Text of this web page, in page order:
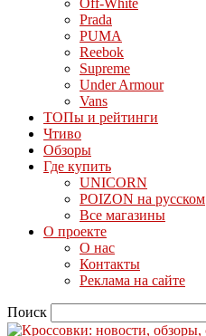
Off-White
Prada
PUMA
Reebok
Supreme
Under Armour
Vans
ТОПы и рейтинги
Чтиво
Обзоры
Где купить
UNICORN
POIZON на русском
Все магазины
О проекте
О нас
Контакты
Реклама на сайте
Поиск